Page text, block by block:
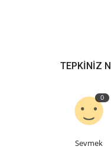
TEPKINIZ
0
Sevmek